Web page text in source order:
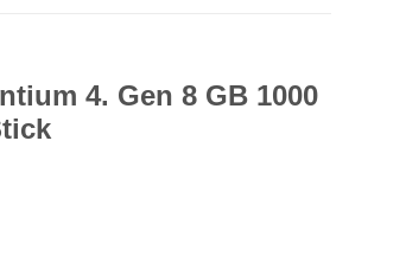
4. Gen 8 GB 1000